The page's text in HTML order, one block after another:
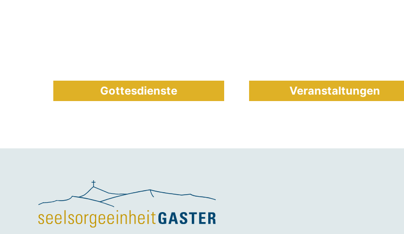
Gottesdienste Veranstaltungen